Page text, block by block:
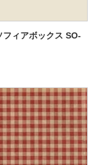
フィアボックス SO-